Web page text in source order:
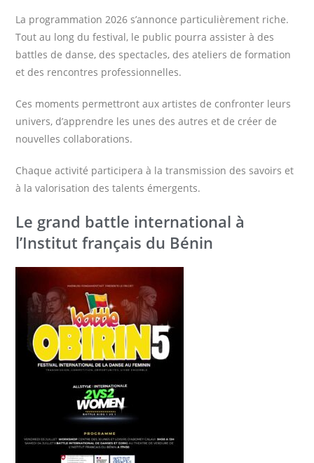
La programmation 2026 s’annonce particulièrement riche.
Tout au long du festival, le public pourra assister à des
battles de danse, des spectacles, des ateliers de formation
et des rencontres professionnelles.
Ces moments permettront aux artistes de confronter leurs
univers, d’apprendre les unes des autres et de créer de
nouvelles collaborations.
Chaque activité participera à la transmission des savoirs et
à la valorisation des talents émergents.
Le grand battle international à
l’Institut français du Bénin